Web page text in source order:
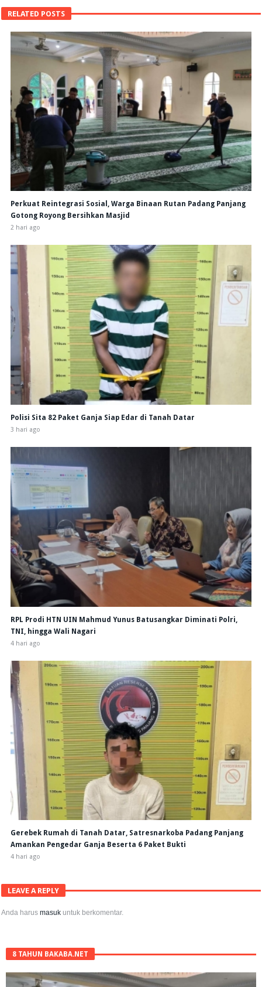
RELATED POSTS
Perkuat Reintegrasi Sosial, Warga Binaan Rutan Padang Panjang
Gotong Royong Bersihkan Masjid
2 hari ago
Polisi Sita 82 Paket Ganja Siap Edar di Tanah Datar
3 hari ago
RPL Prodi HTN UIN Mahmud Yunus Batusangkar Diminati Polri,
TNI, hingga Wali Nagari
4 hari ago
Gerebek Rumah di Tanah Datar, Satresnarkoba Padang Panjang
Amankan Pengedar Ganja Beserta 6 Paket Bukti
4 hari ago
LEAVE A REPLY
Anda harusmasuk untuk berkomentar.
8 TAHUN BAKABA.NET